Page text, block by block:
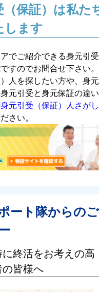
（保証）は私た
します
でご紹介できる身元引
すのでお問合せ下さい。
人を探したい方や、身
元引受と身元保証の違
元引受（保証）人さが
さい。
ート隊からのご
終活をお考えの高
皆様へ